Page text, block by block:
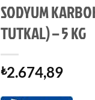
SODYUM
TUTKAL) – 5 KG
₺2.674,89